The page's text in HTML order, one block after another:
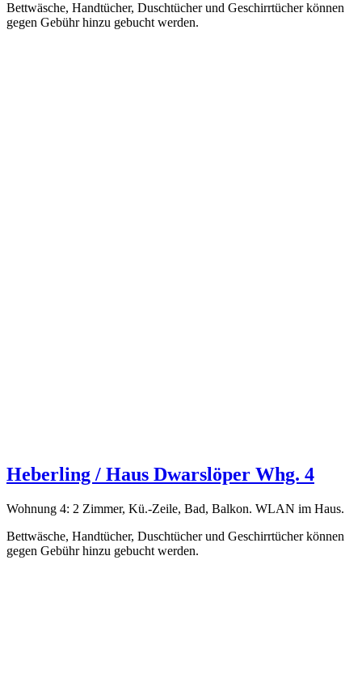
Bettwäsche, Handtücher, Duschtücher und Geschirrtücher können
gegen Gebühr hinzu gebucht werden.
Heberling / Haus Dwarslöper Whg. 4
Wohnung 4: 2 Zimmer, Kü.-Zeile, Bad, Balkon. WLAN im Haus.
Bettwäsche, Handtücher, Duschtücher und Geschirrtücher können
gegen Gebühr hinzu gebucht werden.